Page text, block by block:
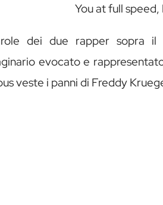
You at full speed,
dei due rapper sopra
evocato e
veste i panni di Freddy